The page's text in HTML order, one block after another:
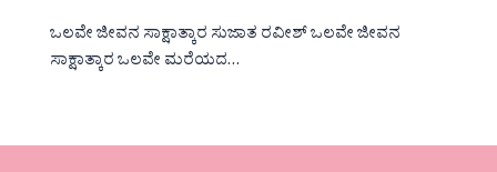
ಒಲವೇ ಜೀವನ ಸಾಕ್ಷಾತ್ಕಾರ ಸುಜಾತ ರವೀಶ್ ಒಲವೇ ಜೀವನ
ಸಾಕ್ಷಾತ್ಕಾರ ಒಲವೇ ಮರೆಯದ…